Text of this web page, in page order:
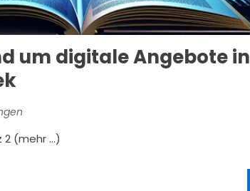
um digitale Angebote in
2 (mehr …)